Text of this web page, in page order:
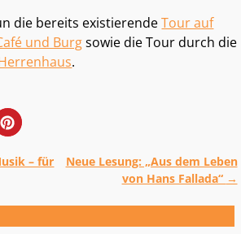
die bereits existierendeTour auf
und Burgsowie die Tour durch die
.
– für
Neue Lesung: „Aus dem Leben
von Hans Fallada“ →